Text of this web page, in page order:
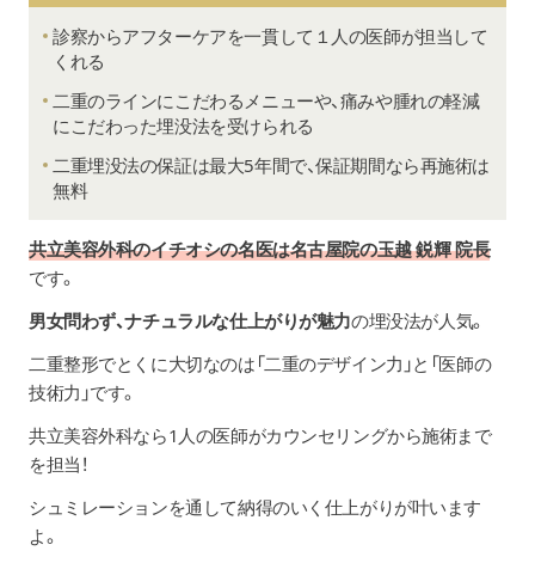
診察からアフターケアを一貫して１人の医師が担当して
くれる
二重のラインにこだわるメニューや、痛みや腫れの軽減
にこだわった埋没法を受けられる
二重埋没法の保証は最大5年間で、保証期間なら再施術は
無料
共立美容外科のイチオシの名医は名古屋院の玉越 鋭輝 院長
です。
男女問わず、ナチュラルな仕上がりが魅力の埋没法が人気。
二重整形でとくに大切なのは「二重のデザイン力」と「医師の
技術力」です。
共立美容外科なら1人の医師がカウンセリングから施術まで
を担当！
シュミレーションを通して納得のいく仕上がりが叶います
よ。